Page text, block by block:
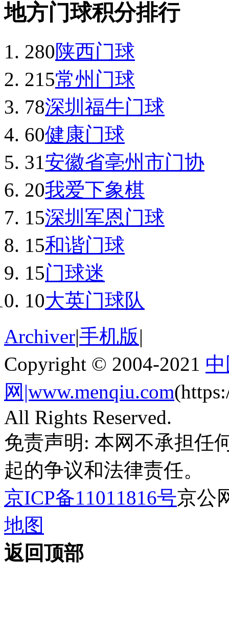
地方门球积分排行
280陕西门球
215常州门球
78深圳福牛门球
60健康门球
31安徽省亳州市门协
20我爱下象棋
15深圳军恩门球
15和谐门球
15门球迷
10大英门球队
Archiver|手机版|
Copyright © 2004-2021
网|www.menqiu.com
All Rights Reserved.
免责声明: 本网不承担任
起的争议和法律责任。
京ICP备11011816号京公
地图
返回顶部